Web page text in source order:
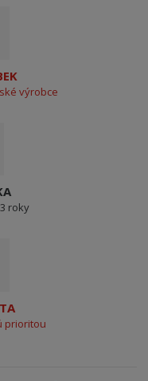
výrobce
roky
prioritou